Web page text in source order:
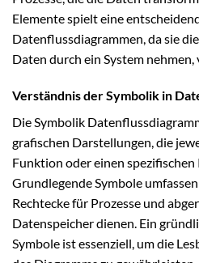
Elemente spielt eine
Datenflussdiagrammen, da sie
Daten durch ein System nehmen,
Verständnis der Symbolik in
Die Symbolik
grafischen Darstellungen, die
Funktion oder einen
Grundlegende Symbole
Rechtecke für Prozesse und
Datenspeicher dienen. Ein
Symbole ist essenziell, um die